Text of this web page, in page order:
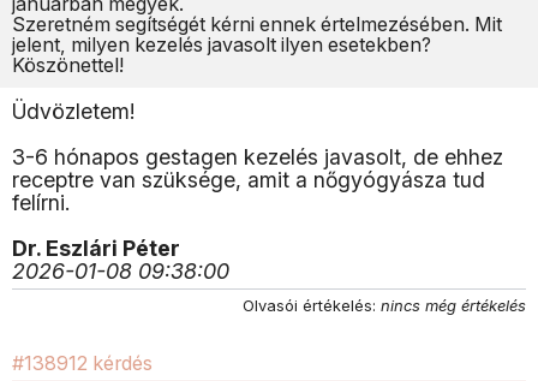
Szeretném segítségét kérni ennek értelmezésében. Mit
jelent, milyen kezelés javasolt ilyen esetekben?
Köszönettel!
Üdvözletem!
3-6 hónapos gestagen kezelés javasolt, de ehhez
receptre van szüksége, amit a nőgyógyásza tud
felírni.
Dr. Eszlári Péter
2026-01-08 09:38:00
Olvasói értékelés: nincs még értékelés
#138912 kérdés